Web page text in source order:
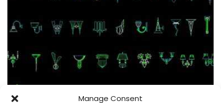
Manage Consent